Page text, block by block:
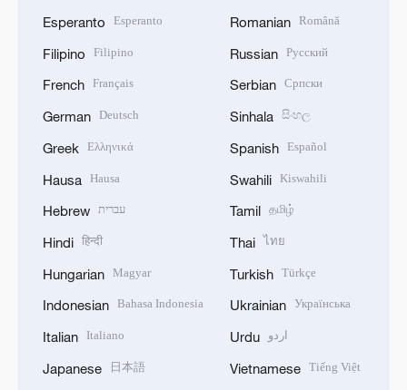
Esperanto Esperanto
Filipino Filipino
French Français
German Deutsch
Greek Ελληνικά
Hausa Hausa
Hebrew עברית
Hindi हिन्दी
Hungarian Magyar
Indonesian Bahasa Indonesia
Italian Italiano
Japanese
日本語
Romanian Română
Russian Русский
Serbian Српски
Sinhala සිංහල
Spanish Español
Swahili Kiswahili
Tamil தமிழ்
Thai ไทย
Turkish Türkçe
Ukrainian Українська
Urdu اردو
Vietnamese Tiếng Việt